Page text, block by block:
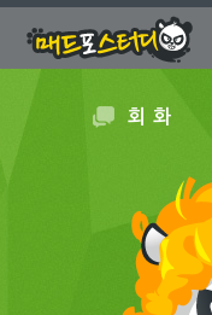
회 화